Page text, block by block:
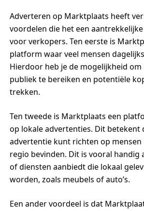
Adverteren op Marktplaats heeft
voordelen die het een
voor verkopers. Ten eerste is
platform waar veel mensen
Hierdoor heb je de mogelijkheid
publiek te bereiken en potentiële
trekken.
Ten tweede is Marktplaats een
op lokale advertenties. Dit betekent
advertentie kunt richten op mensen
regio bevinden. Dit is vooral handig
of diensten aanbiedt die lokaal
worden, zoals meubels of auto’s.
Een ander voordeel is dat